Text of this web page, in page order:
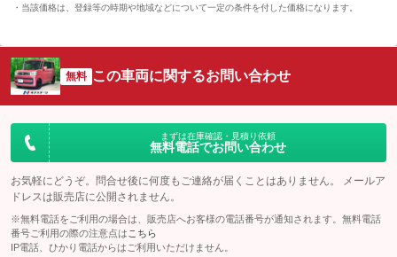
当該価格は、登録等の時期や地域などについて一定の条件を付した価格になります。
無料 この車両に関するお問い合わせ
まずは在庫確認・見積り依頼
無料電話でお問い合わせ
お気軽にどうぞ。問合せ後に何度もご連絡が届くことはありません。 メールア
ドレスは販売店に公開されません。
※無料電話をご利用の場合は、販売店へお客様の電話番号が通知されます。無料電話
番号ご利用の際の注意点は こちら
IP電話、ひかり電話からはご利用いただけません。